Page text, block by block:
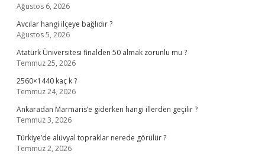
Ağustos 6, 2026
Avcılar hangi ilçeye bağlıdır ?
Ağustos 5, 2026
Atatürk Üniversitesi finalden 50 almak zorunlu mu ?
Temmuz 25, 2026
2560×1440 kaç k ?
Temmuz 24, 2026
Ankaradan Marmaris’e giderken hangi illerden geçilir ?
Temmuz 3, 2026
Türkiye’de alüvyal topraklar nerede görülür ?
Temmuz 2, 2026